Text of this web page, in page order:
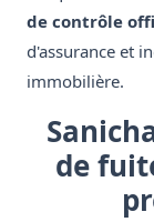
de contrôle
d'assurance et
immobilière.
de